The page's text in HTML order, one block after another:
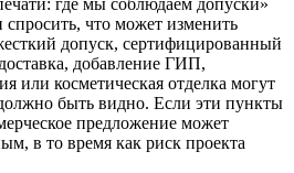
что может изменить
допуск, сертифицированный
добавление ГИП,
или косметическая отделка могут
быть видно. Если эти пункты
предложение может
в то время как риск проекта